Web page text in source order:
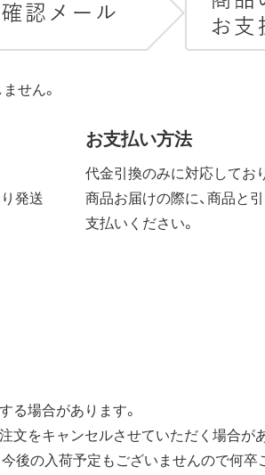
せん。
発送
お支払い方法
代金引換のみに対応してお
商品お届けの際に、商品と
支払いください。
る場合があります。
文をキャンセルさせていただく場合が
後の入荷予定もございませんので何卒